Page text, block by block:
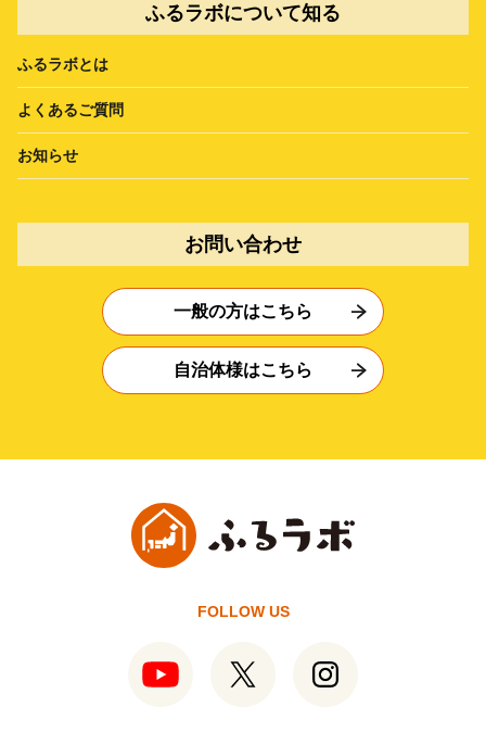
ふるラボについて知る
ふるラボとは
よくあるご質問
お知らせ
お問い合わせ
一般の方はこちら
自治体様はこちら
FOLLOW US